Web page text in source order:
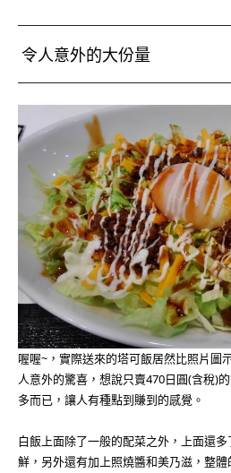
令人意外的大份量
喔喔~，實際送來的塔可飯居然比照片圖
人意外的驚喜，想說只賣470日圓(含稅)
多而已，讓人有種點到賺到的感覺。
白飯上面除了一般的配菜之外，上面還
鮮，另外還有加上照燒醬和美乃滋，整